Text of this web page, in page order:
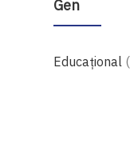
Gen
Educațional